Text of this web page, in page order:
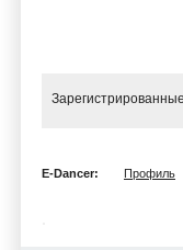
E-Dancer: Профиль